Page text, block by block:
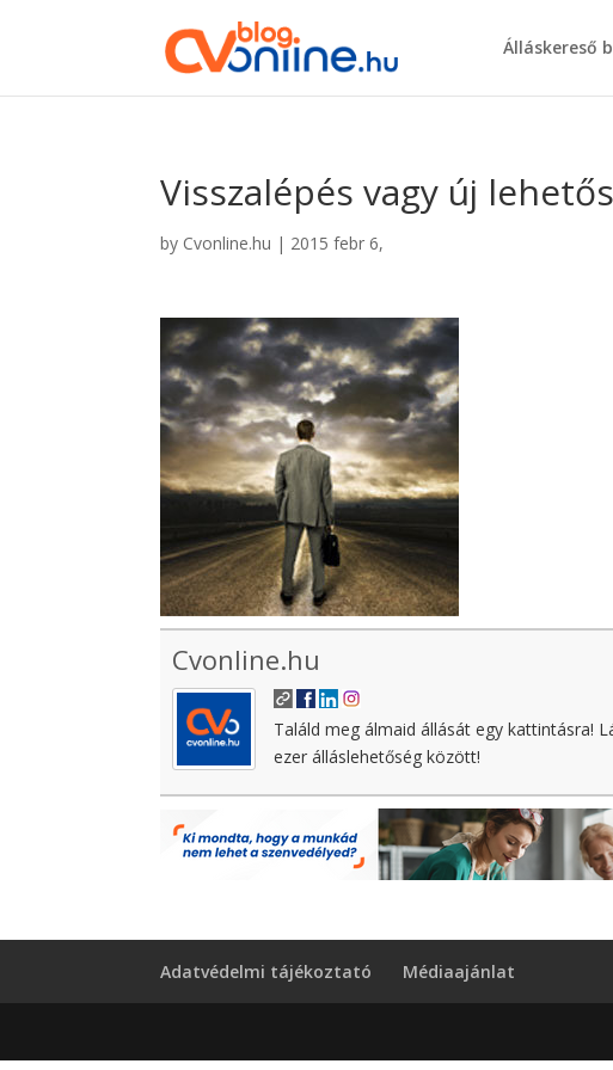
Álláskereső
Visszalépés vagy új
by Cvonline.hu | 2015 febr 6,
Cvonline.hu
Találd meg álmaid állását egy kattintásra!
ezer álláslehetőség között!
Adatvédelmi tájékoztató Médiaajánlat